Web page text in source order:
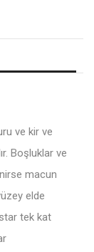
ve kir ve
Boşluklar ve
macun
elde
tek kat